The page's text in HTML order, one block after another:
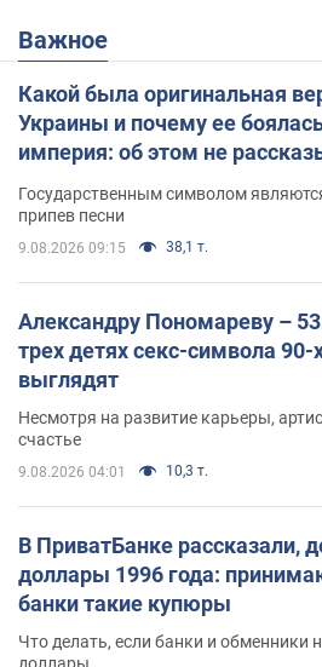
Важное
Какой была оригинальная
Украины и почему ее
империя: об этом не
Государственным символом
припев песни
9.08.2026 09:15 38,1 т.
Александру Пономареву –
трех детях секс-символа 90-
выглядят
Несмотря на развитие карьеры,
счастье
9.08.2026 04:01 10,3 т.
В ПриватБанке рассказали,
доллары 1996 года:
банки такие купюры
Что делать, если банки и обменники
доллары